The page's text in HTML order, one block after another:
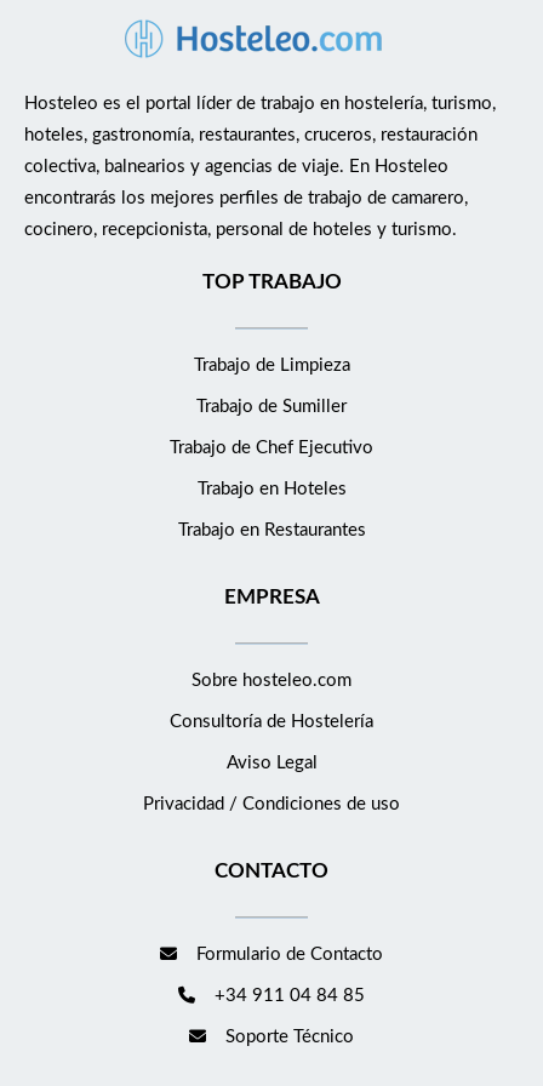
Hosteleo es el portal líder de trabajo en hostelería, turismo,
hoteles, gastronomía, restaurantes, cruceros, restauración
colectiva, balnearios y agencias de viaje. En Hosteleo
encontrarás los mejores perfiles de trabajo de camarero,
cocinero, recepcionista, personal de hoteles y turismo.
TOP TRABAJO
Trabajo de Limpieza
Trabajo de Sumiller
Trabajo de Chef Ejecutivo
Trabajo en Hoteles
Trabajo en Restaurantes
EMPRESA
Sobre hosteleo.com
Consultoría de Hostelería
Aviso Legal
Privacidad / Condiciones de uso
CONTACTO
Formulario de Contacto
+34 911 04 84 85
Soporte Técnico